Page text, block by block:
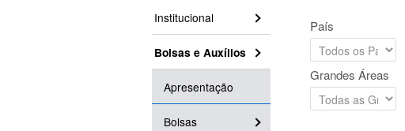
Institucional
Bolsas e Auxílios
Apresentação
Bolsas
País
Grandes Áreas